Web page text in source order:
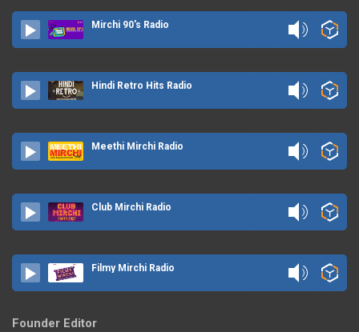
Mirchi 90's Radio
Hindi Retro Hits Radio
Meethi Mirchi Radio
Club Mirchi Radio
Filmy Mirchi Radio
Founder Editor